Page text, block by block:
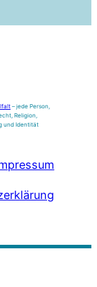
– jede Person,
Religion,
und Identität